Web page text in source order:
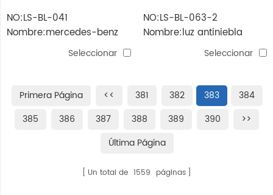
NO:LS-BL-041
Nombre:mercedes-benz
190e / w201 '82 -'93
Seleccionar
NO:LS-BL-063-2
Nombre:luz antiniebla
mercedes-benz w210
Seleccionar
Primera Página << 381 382 383
384
385
386 387 388 389 390
>>
Última Página
Un total de 1559 páginas